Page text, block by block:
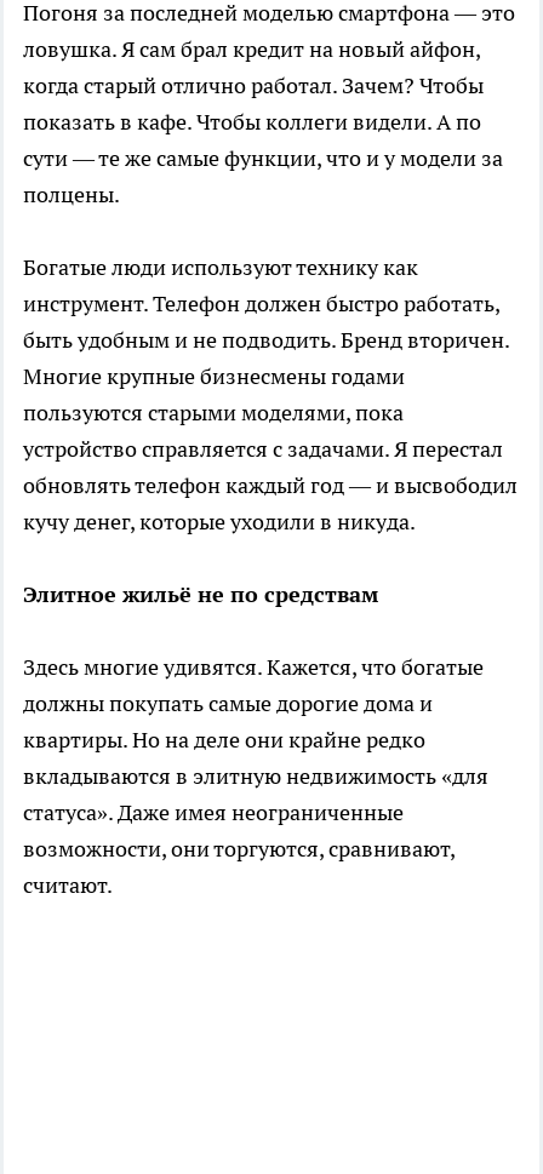
Погоня за последней моделью смартфона — это
ловушка. Я сам брал кредит на новый айфон,
когда старый отлично работал. Зачем? Чтобы
показать в кафе. Чтобы коллеги видели. А по
сути — те же самые функции, что и у модели за
полцены.
Богатые люди используют технику как
инструмент. Телефон должен быстро работать,
быть удобным и не подводить. Бренд вторичен.
Многие крупные бизнесмены годами
пользуются старыми моделями, пока
устройство справляется с задачами. Я перестал
обновлять телефон каждый год — и высвободил
кучу денег, которые уходили в никуда.
Элитное жильё не по средствам
Здесь многие удивятся. Кажется, что богатые
должны покупать самые дорогие дома и
квартиры. Но на деле они крайне редко
вкладываются в элитную недвижимость «для
статуса». Даже имея неограниченные
возможности, они торгуются, сравнивают,
считают.